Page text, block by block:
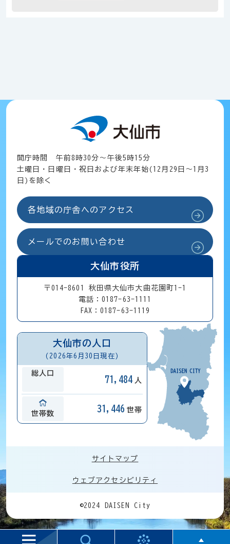
開庁時間 午前8時30分～午後5時15分
土曜日・日曜日・祝日および年末年始(12月29日～1月3
日)を除く
各地域の庁舎へのアクセス
メールでのお問い合わせ
大仙市役所
〒014-8601 秋田県大仙市大曲花園町1-1
電話：0187-63-1111
FAX：0187-63-1119
大仙市の人口
(2026年6月30日現在)
総人口
71,484 人
世帯数
31,446 世帯
サイトマップ
ウェブアクセシビリティ
©2024 DAISEN City